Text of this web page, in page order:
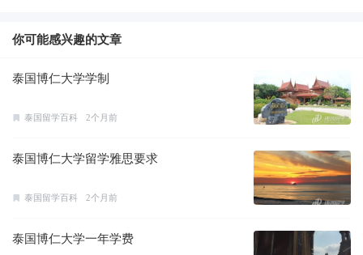
你可能感兴趣的文章
泰国博仁大学学制
泰国留学百科 2个月前
泰国博仁大学留学雅思要求
泰国留学百科 2个月前
泰国博仁大学一年学费